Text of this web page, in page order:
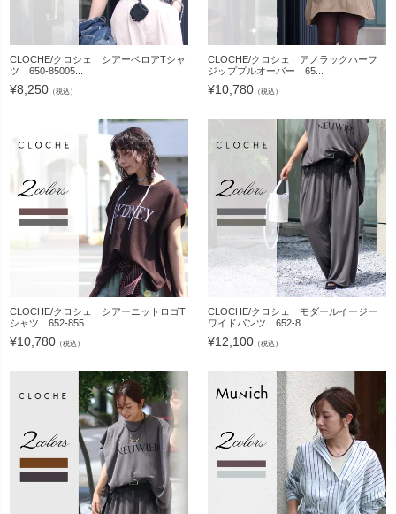
CLOCHE/クロシェ シアーベロアTシャ
ツ 650-85005...
¥8,250 （税込）
CLOCHE/クロシェ アノラックハーフ
ジッププルオーバー 65...
¥10,780 （税込）
CLOCHE/クロシェ シアーニットロゴT
シャツ 652-855...
¥10,780 （税込）
CLOCHE/クロシェ モダールイージー
ワイドパンツ 652-8...
¥12,100 （税込）